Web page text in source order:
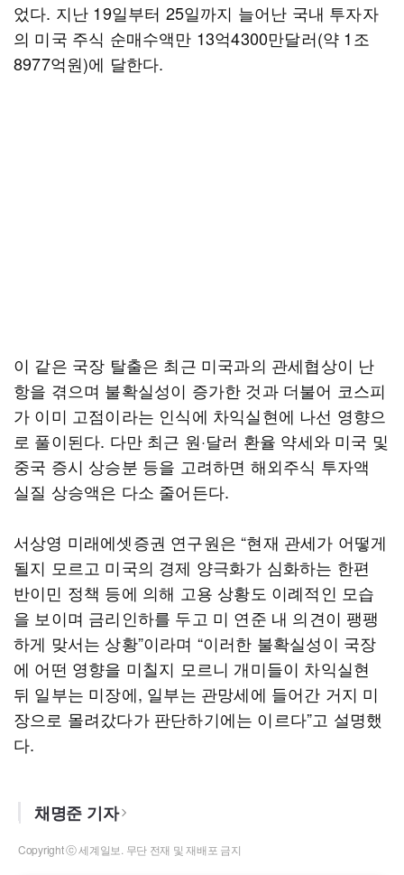
었다. 지난 19일부터 25일까지 늘어난 국내 투자자
의 미국 주식 순매수액만 13억4300만달러(약 1조
8977억원)에 달한다.
이 같은 국장 탈출은 최근 미국과의 관세협상이 난
항을 겪으며 불확실성이 증가한 것과 더불어 코스피
가 이미 고점이라는 인식에 차익실현에 나선 영향으
로 풀이된다. 다만 최근 원·달러 환율 약세와 미국 및
중국 증시 상승분 등을 고려하면 해외주식 투자액
실질 상승액은 다소 줄어든다.
서상영 미래에셋증권 연구원은 “현재 관세가 어떻게
될지 모르고 미국의 경제 양극화가 심화하는 한편
반이민 정책 등에 의해 고용 상황도 이례적인 모습
을 보이며 금리인하를 두고 미 연준 내 의견이 팽팽
하게 맞서는 상황”이라며 “이러한 불확실성이 국장
에 어떤 영향을 미칠지 모르니 개미들이 차익실현
뒤 일부는 미장에, 일부는 관망세에 들어간 거지 미
장으로 몰려갔다가 판단하기에는 이르다”고 설명했
다.
채명준 기자
Copyright ⓒ 세계일보. 무단 전재 및 재배포 금지